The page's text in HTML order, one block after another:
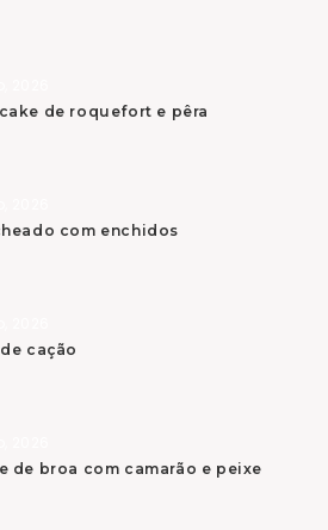
de roquefort e pêra
com enchidos
cação
de broa com camarão e peixe